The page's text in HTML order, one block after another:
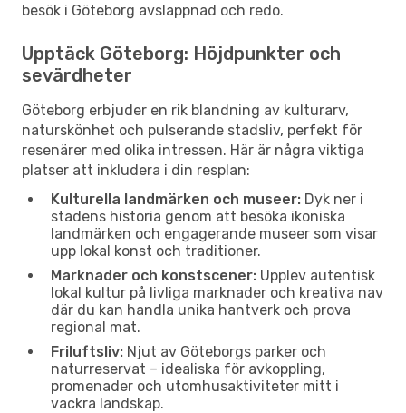
besök i Göteborg avslappnad och redo.
Upptäck Göteborg: Höjdpunkter och
sevärdheter
Göteborg erbjuder en rik blandning av kulturarv,
naturskönhet och pulserande stadsliv, perfekt för
resenärer med olika intressen. Här är några viktiga
platser att inkludera i din resplan:
Kulturella landmärken och museer: Dyk ner i
stadens historia genom att besöka ikoniska
landmärken och engagerande museer som visar
upp lokal konst och traditioner.
Marknader och konstscener: Upplev autentisk
lokal kultur på livliga marknader och kreativa nav
där du kan handla unika hantverk och prova
regional mat.
Friluftsliv: Njut av Göteborgs parker och
naturreservat – idealiska för avkoppling,
promenader och utomhusaktiviteter mitt i
vackra landskap.